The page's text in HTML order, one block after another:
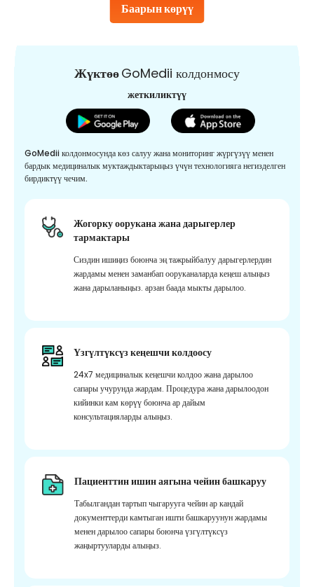
Баарын көрүү
ЖүктөөGoMedii колдонмосу
жеткиликтүү
GoMedii колдонмосунда көз салуу жана мониторинг жүргүзүү менен
бардык медициналык муктаждыктарыңыз үчүн технологияга негизделген
бирдиктүү чечим.
Жогорку оорукана жана дарыгерлер
тармактары
Сиздин ишиңиз боюнча эң тажрыйбалуу дарыгерлердин
жардамы менен заманбап ооруканаларда кеңеш алыңыз
жана дарыланыңыз. арзан баада мыкты дарылоо.
Үзгүлтүксүз кеңешчи колдоосу
24x7 медициналык кеңешчи колдоо жана дарылоо
сапары учурунда жардам. Процедура жана дарылоодон
кийинки кам көрүү боюнча ар дайым
консультацияларды алыңыз.
Пациенттин ишин аягына чейин башкаруу
Табылгандан тартып чыгарууга чейин ар кандай
документтерди камтыган ишти башкаруунун жардамы
менен дарылоо сапары боюнча үзгүлтүксүз
жаңыртууларды алыңыз.